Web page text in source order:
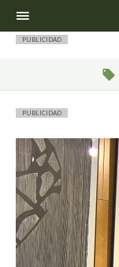
PUBLICIDAD
PUBLICIDAD